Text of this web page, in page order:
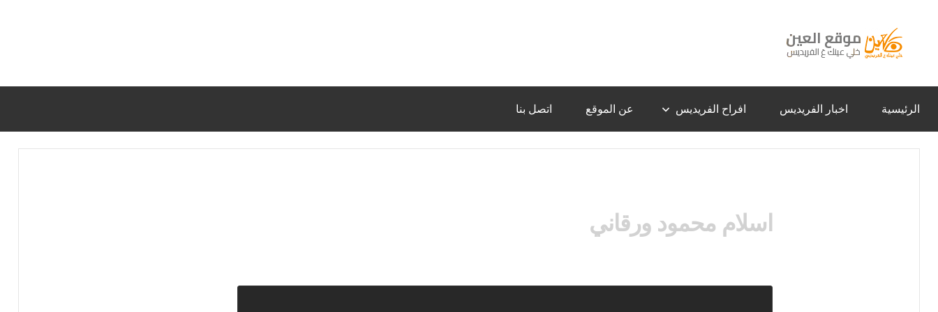
المحتوى
العين
–
عَ
الفريديس
الرئيسية اخبار الفريديس افراح الفريديس عن الموقع اتصل بنا
اسلام محمود ورقاني